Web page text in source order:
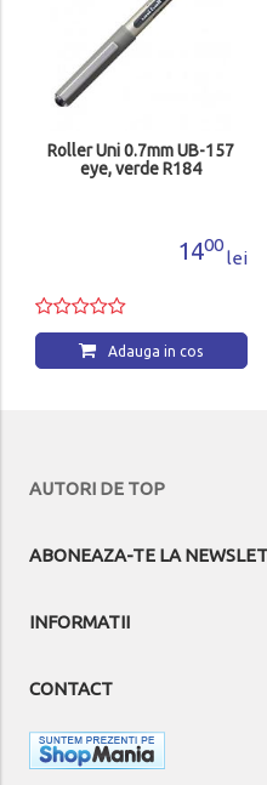
Roller Uni 0.7mm UB-157
eye, verde R184
1400
lei
Adauga in cos
AUTORI DE TOP
ABONEAZA-TE LA
INFORMATII
CONTACT